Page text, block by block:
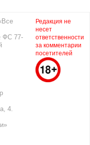
ФС 77-
4.
Редакция не
несет
ответственности
за комментарии
посетителей